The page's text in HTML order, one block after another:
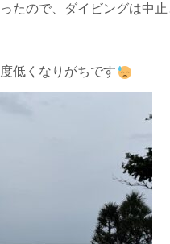
たので、ダイビングは中
低くなりがちです